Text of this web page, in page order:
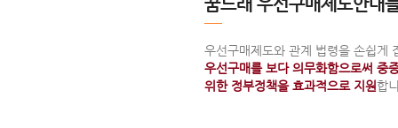
우선구매제도와 관계 법령을 손쉽게
우선구매를 보다 의무화함으로써 중
위한 정부정책을 효과적으로 지원합